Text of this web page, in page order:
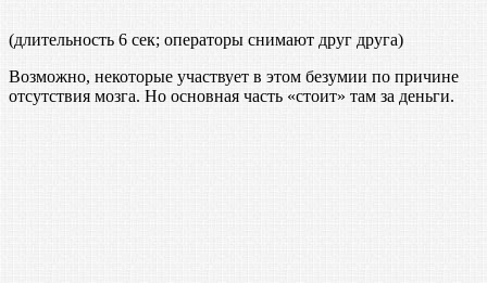
(длительность 6 сек; операторы снимают друг друга)
Возможно, некоторые участвует в этом безумии по причине
отсутствия мозга. Но основная часть «стоит» там за деньги.